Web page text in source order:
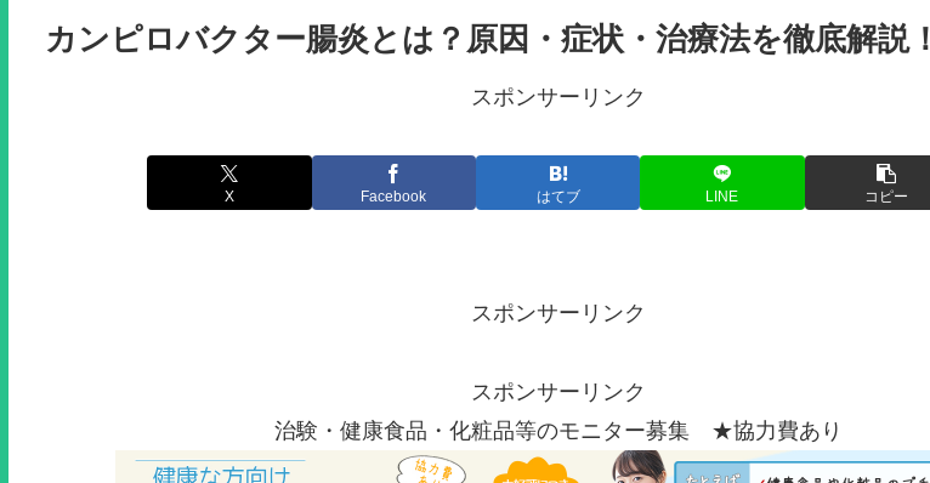
カンピロバクター腸炎とは？原因・症状・治療法を徹底解説！
スポンサーリンク
X Facebook はてブ LINE コピー
スポンサーリンク
スポンサーリンク
治験・健康食品・化粧品等のモニター募集 ★協力費あり